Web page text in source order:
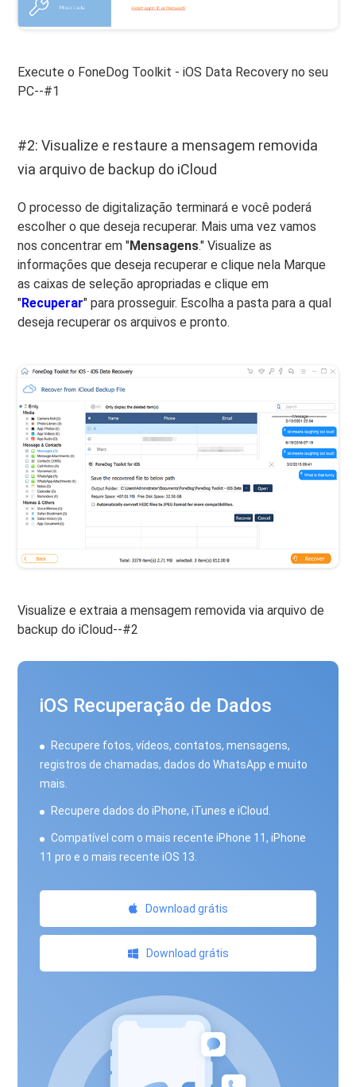
Execute o FoneDog Toolkit - iOS Data Recovery no seu
PC--#1
#2: Visualize e restaure a mensagem removida
via arquivo de backup do iCloud
O processo de digitalização terminará e você poderá
escolher o que deseja recuperar. Mais uma vez vamos
nos concentrar em "Mensagens." Visualize as
informações que deseja recuperar e clique nela Marque
as caixas de seleção apropriadas e clique em
"Recuperar" para prosseguir. Escolha a pasta para a qual
deseja recuperar os arquivos e pronto.
Visualize e extraia a mensagem removida via arquivo de
backup do iCloud--#2
iOS Recuperação de Dados
Recupere fotos, vídeos, contatos, mensagens,
registros de chamadas, dados do WhatsApp e muito
mais.
Recupere dados do iPhone, iTunes e iCloud.
Compatível com o mais recente iPhone 11, iPhone
11 pro e o mais recente iOS 13.
Download grátis
Download grátis